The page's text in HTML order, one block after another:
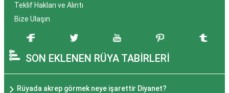
Teklif Hakları ve Alıntı
Bize Ulaşın
SON EKLENEN RÜYA TABİRLERİ
Rüyada akrep görmek neye işarettir Diyanet?